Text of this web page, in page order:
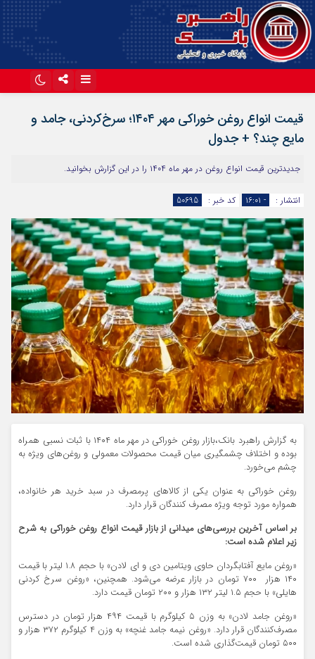
آپارات
قیمت انواع روغن خوراکی مهر ۱۴۰۴؛ سرخ‌کردنی، جامد و
مایع چند؟ + جدول
جدیدترین قیمت انواع روغن در مهر ماه ۱۴۰۴ را در این گزارش بخوانید.
انتشار : - ۱۶:۰۱ کد خبر : 50695
به گزارش راهبرد بانک،بازار روغن خوراکی در مهر ماه ۱۴۰۴ با ثبات نسبی همراه
بوده و اختلاف چشمگیری میان قیمت محصولات معمولی و روغن‌های ویژه به
چشم می‌خورد.
روغن خوراکی به عنوان یکی از کالاهای پرمصرف در سبد خرید هر خانواده،
همواره مورد توجه ویژه مصرف کنندگان قرار دارد.
بر اساس آخرین بررسی‌های میدانی از بازار قیمت انواع روغن خوراکی به شرح
زیر اعلام شده است:
«روغن مایع آفتابگردان حاوی ویتامین دی و ای لادن» با حجم ۱.۸ لیتر با قیمت
۱۴۰ هزار ۷۰۰ تومان در بازار عرضه می‌شود. همچنین، «روغن سرخ کردنی
هایلی» با حجم ۱.۵ لیتر ۱۳۲ هزار و ۲۰۰ تومان قیمت دارد.
«روغن جامد لادن» به وزن ۵ کیلوگرم با قیمت ۴۹۴ هزار تومان در دسترس
مصرف‌کنندگان قرار دارد. «روغن نیمه جامد غنچه» به وزن ۴ کیلوگرم ۳۷۲ هزار و
۵۰۰ تومان قیمت‌گذاری شده است.